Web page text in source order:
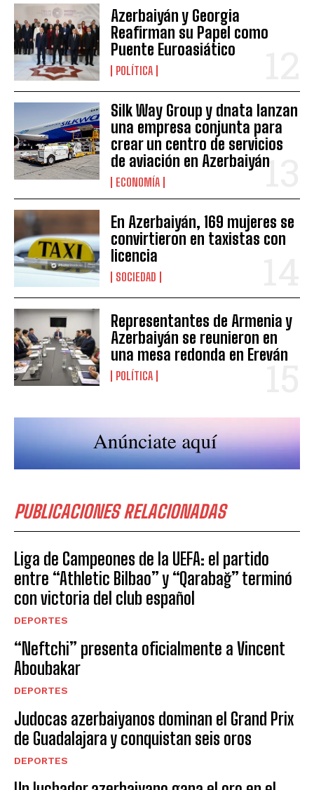
Azerbaiyán y Georgia
Reafirman su Papel como
Puente Euroasiático
POLÍTICA
Silk Way Group y dnata lanzan
una empresa conjunta para
crear un centro de servicios
de aviación en Azerbaiyán
ECONOMÍA
En Azerbaiyán, 169 mujeres se
convirtieron en taxistas con
licencia
SOCIEDAD
Representantes de Armenia y
Azerbaiyán se reunieron en
una mesa redonda en Ereván
POLÍTICA
PUBLICACIONES RELACIONADAS
Liga de Campeones de la UEFA: el partido
entre “Athletic Bilbao” y “Qarabağ” terminó
con victoria del club español
DEPORTES
“Neftchi” presenta oficialmente a Vincent
Aboubakar
DEPORTES
Judocas azerbaiyanos dominan el Grand Prix
de Guadalajara y conquistan seis oros
DEPORTES